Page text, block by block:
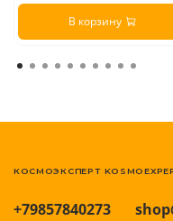
В корзину
+79857840273
КОСМОЭКСПЕРТ